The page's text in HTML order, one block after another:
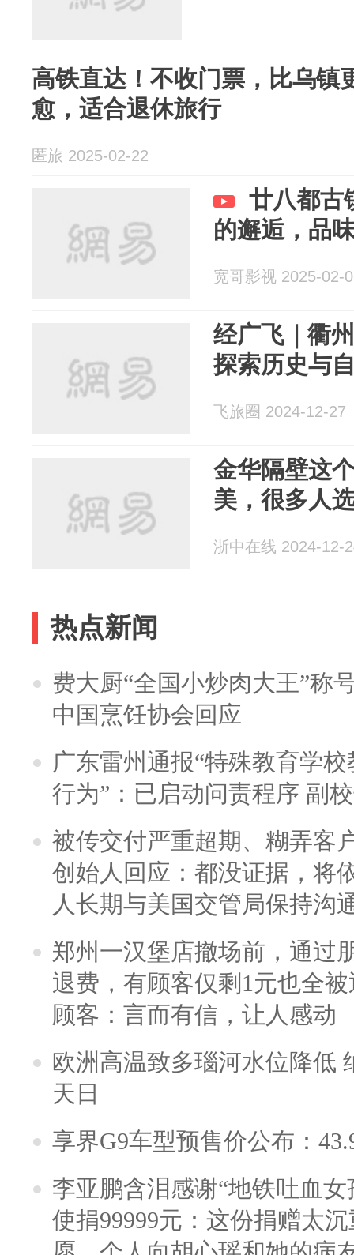
高铁直达！不收门票，比乌镇
愈，适合退休旅行
匿旅 2025-02-22
廿八都古
的邂逅，品
宽哥影视 2025-02-
经广飞｜衢
探索历史与
飞旅圈 2024-12-27
金华隔壁这
美，很多人
浙中在线 2024-12-
热点新闻
费大厨“全国小炒肉大王”称
中国烹饪协会回应
广东雷州通报“特殊教育学
行为”：已启动问责程序 副
被传交付严重超期、糊弄客
创始人回应：都没证据，将
人长期与美国交管局保持沟
郑州一汉堡店撤场前，通过
退费，有顾客仅剩1元也全
顾客：言而有信，让人感动
欧洲高温致多瑙河水位降低
天日
享界G9车型预售价公布：
李亚鹏含泪感谢“地铁吐血
使捐99999元：这份捐赠太